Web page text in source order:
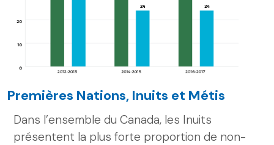
Premières Nations, Inuits et Métis
Dans l’ensemble du Canada, les Inuits
présentent la plus forte proportion de non-